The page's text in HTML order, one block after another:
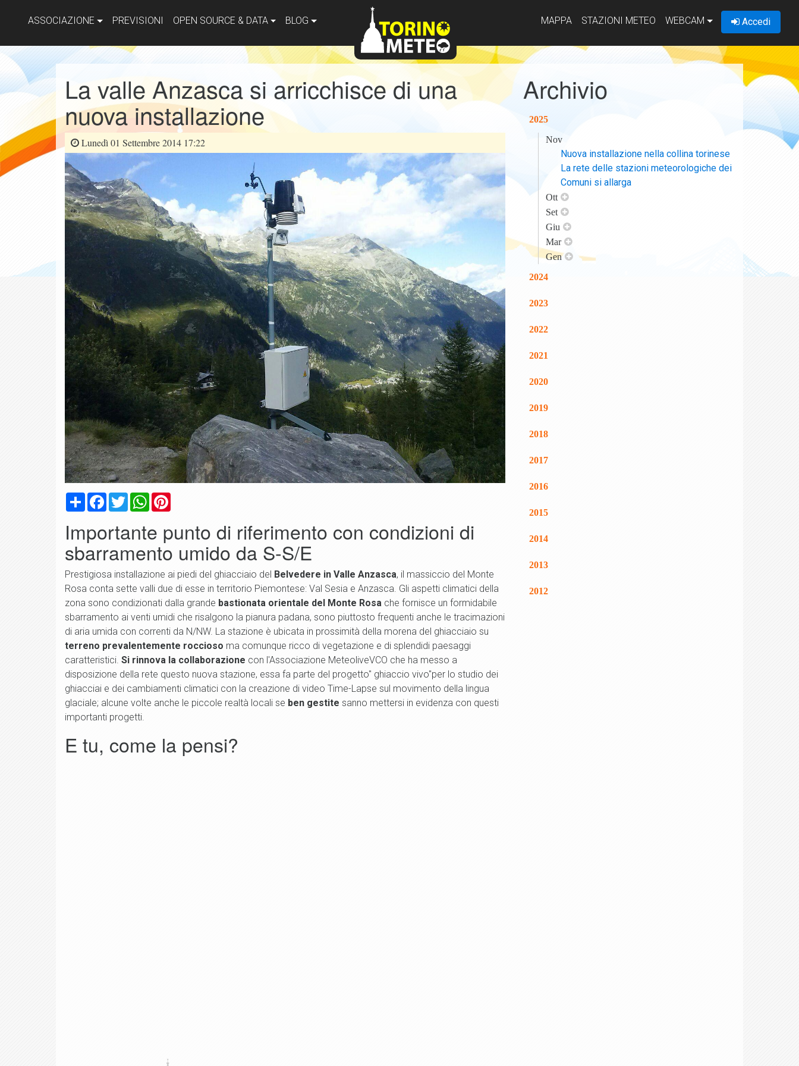
ASSOCIAZIONE PREVISIONI OPEN SOURCE & DATA BLOG MAPPA STAZIONI METEO WEBCAM Accedi
La valle Anzasca si arricchisce di una
nuova installazione
Lunedì 01 Settembre 2014 17:22
CondividiFacebook
TwitterWhatsApp
Importante punto di riferimento con condizioni di
sbarramento umido da S-S/E
Prestigiosa installazione ai piedi del ghiacciaio del Belvedere in Valle Anzasca, il massiccio del Monte
Rosa conta sette valli due di esse in territorio Piemontese: Val Sesia e Anzasca. Gli aspetti climatici della
zona sono condizionati dalla grande bastionata orientale del Monte Rosa che fornisce un formidabile
sbarramento ai venti umidi che risalgono la pianura padana, sono piuttosto frequenti anche le tracimazioni
di aria umida con correnti da N/NW. La stazione è ubicata in prossimità della morena del ghiacciaio su
terreno prevalentemente roccioso ma comunque ricco di vegetazione e di splendidi paesaggi
caratteristici. Si rinnova la collaborazione con l'Associazione MeteoliveVCO che ha messo a
disposizione della rete questo nuova stazione, essa fa parte del progetto" ghiaccio vivo"per lo studio dei
ghiacciai e dei cambiamenti climatici con la creazione di video Time-Lapse sul movimento della lingua
glaciale; alcune volte anche le piccole realtà locali se ben gestite sanno mettersi in evidenza con questi
importanti progetti.
E tu, come la pensi?
Archivio
2025
Nov
Nuova installazione nella collina torinese
La rete delle stazioni meteorologiche dei
Comuni si allarga
Ott
Set
Giu
Mar
Gen
2024
2023
2022
2021
2020
2019
2018
2017
2016
2015
2014
2013
2012